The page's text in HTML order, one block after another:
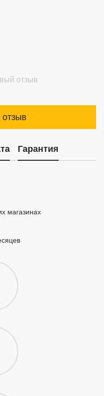
отзыв
отзыв
Гарантия
магазинах